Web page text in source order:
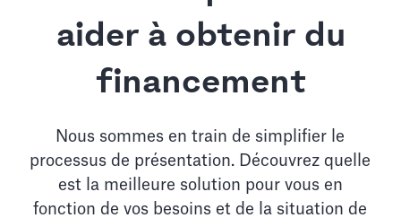
aider à obtenir du
financement
Nous sommes en train de simplifier le
processus de présentation. Découvrez quelle
est la meilleure solution pour vous en
fonction de vos besoins et de la situation de